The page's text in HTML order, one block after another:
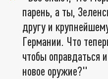
парень, а ты,
другу и
Германии. Что
чтобы оправдаться
новое оружие?"